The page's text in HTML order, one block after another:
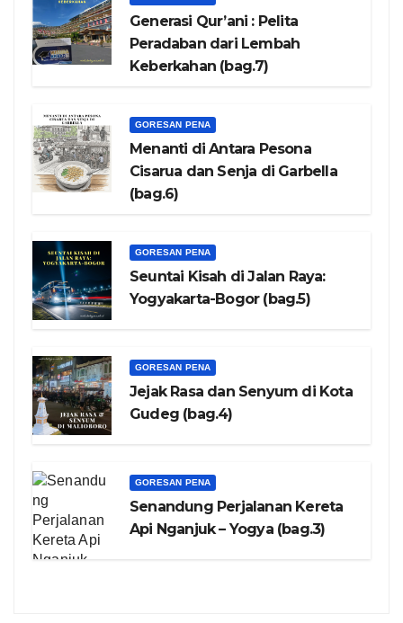
Generasi Qur’ani : Pelita
Peradaban dari Lembah
Keberkahan (bag.7)
GORESAN PENA
Menanti di Antara Pesona
Cisarua dan Senja di Garbella
(bag.6)
GORESAN PENA
Seuntai Kisah di Jalan Raya:
Yogyakarta-Bogor (bag.5)
GORESAN PENA
Jejak Rasa dan Senyum di Kota
Gudeg (bag.4)
GORESAN PENA
Senandung Perjalanan Kereta
Api Nganjuk – Yogya (bag.3)